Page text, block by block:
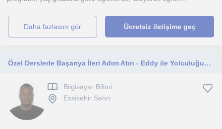
daha fazlasını gör Ücretsiz iletişime geç
Özel Derslerle Başarıya İleri Adım Atın - Eddy ile Yolculuğunuz Başlasın!
Bilgisayar Bilimi
Eskisehir Sehri